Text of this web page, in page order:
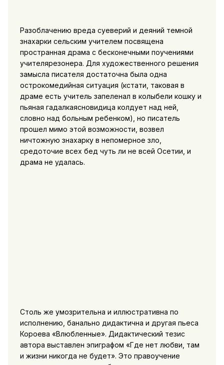
Разоблачению вреда суеверий и деяний темной
знахарки сельским учителем посвящена
пространная драма с бесконечными поучениями
учителярезонера. Для художественного решения
замысла писателя достаточна была одна
острокомедийная ситуация (кстати, таковая в
драме есть учитель запеленал в колыбели кошку и
пьяная гадалкаясновидица колдует над ней,
словно над больным ребенком), но писатель
прошел мимо этой возможности, возвел
ничтожную знахарку в непомерное зло,
средоточие всех бед чуть ли не всей Осетии, и
драма не удалась.
Столь же умозрительна и иллюстративна по
исполнению, банально дидактична и другая пьеса
Короева «Влюбленные». Дидактический тезис
автора выставлен эпиграфом «Где нет любви, там
и жизни никогда не будет». Это правоучение